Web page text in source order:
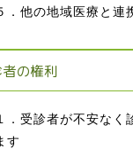
．他の地域医療と連
の権利
．受診者が不安なく
す